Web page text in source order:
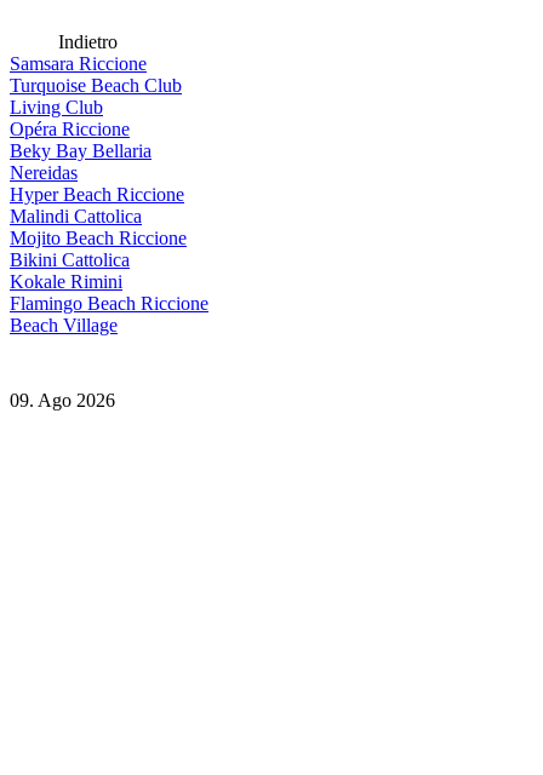
Indietro
Samsara Riccione
Turquoise Beach Club
Living Club
Opéra Riccione
Beky Bay Bellaria
Nereidas
Hyper Beach Riccione
Malindi Cattolica
Mojito Beach Riccione
Bikini Cattolica
Kokale Rimini
Flamingo Beach Riccione
Beach Village
09. Ago 2026